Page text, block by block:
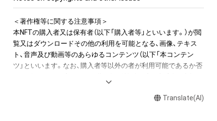
＜著作権等に関する注意事項＞
本NFTの購入者又は保有者（以下「購入者等」といいます。）が閲
覧又はダウンロードその他の利用を可能となる、画像、テキス
ト、音声及び動画等のあらゆるコンテンツ（以下「本コンテン
ツ」といいます。なお、購入者等以外の者が利用可能であるか否
等の出願をする権利を含みます。）は、株式会社ネイキッドに留
Translate(AI)